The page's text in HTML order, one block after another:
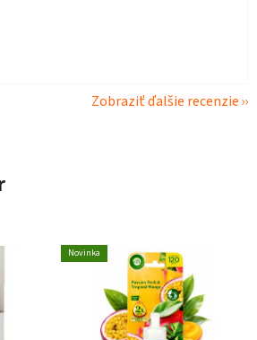
je 4 z 5 hviezdičiek.
Zobraziť ďalšie recenzie
Novinka